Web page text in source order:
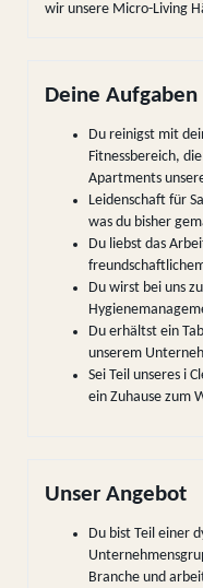
wir unsere Micro-Living
Deine Aufgaben
Du reinigst mit
Fitnessbereich,
Apartments
Leidenschaft für
was du bisher
Du liebst das
Du wirst bei uns
Du erhältst ein
unserem
Sei Teil unseres i
ein Zuhause zum
Unser Angebot
Du bist Teil einer
Branche und